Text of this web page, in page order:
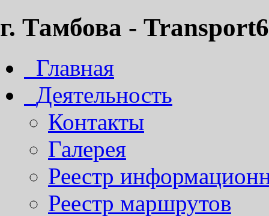
г. Тамбова -
Главная
Деятельность
Контакты
Галерея
Реестр
Реестр маршрутов